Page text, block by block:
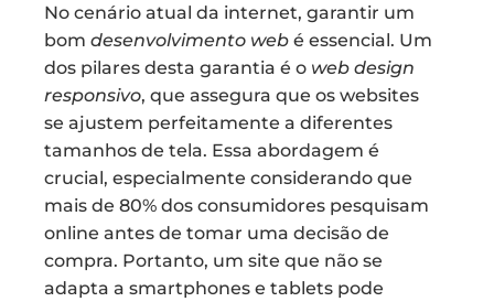
No cenário atual da internet, garantir um
bom desenvolvimento web é essencial. Um
dos pilares desta garantia é o web design
responsivo, que assegura que os websites
se ajustem perfeitamente a diferentes
tamanhos de tela. Essa abordagem é
crucial, especialmente considerando que
mais de 80% dos consumidores pesquisam
online antes de tomar uma decisão de
compra. Portanto, um site que não se
adapta a smartphones e tablets pode